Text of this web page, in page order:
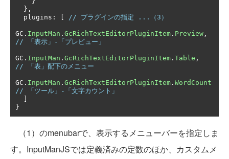
},
  plugins
: // プラグインの指定 ...（3）
GC . InputMan . GcRichTextEditorPluginItem . Preview ,
// 「表示」-「プレビュー」
GC . InputMan . GcRichTextEditorPluginItem . Table ,
// 「表」配下のメニュー
GC . InputMan . GcRichTextEditorPluginItem . WordCount
// 「ツール」-「文字カウント」
}
（1）のmenubarで、表示するメニューバーを指定しま
す。InputManJSでは定義済みの定数のほか、カスタムメ